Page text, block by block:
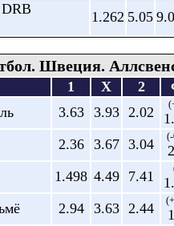
1.262 5.05
Швеция.
1 X 2
3.63 3.93 2.02
2.36 3.67 3.04
1.498 4.49 7.41
2.94 3.63 2.44